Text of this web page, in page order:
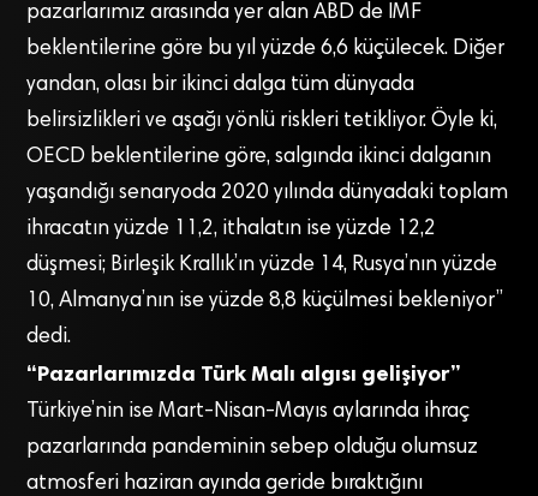
pazarlarımız arasında yer alan ABD de IMF
beklentilerine göre bu yıl yüzde 6,6 küçülecek. Diğer
yandan, olası bir ikinci dalga tüm dünyada
belirsizlikleri ve aşağı yönlü riskleri tetikliyor. Öyle ki,
OECD beklentilerine göre, salgında ikinci dalganın
yaşandığı senaryoda 2020 yılında dünyadaki toplam
ihracatın yüzde 11,2, ithalatın ise yüzde 12,2
düşmesi; Birleşik Krallık’ın yüzde 14, Rusya’nın yüzde
10, Almanya’nın ise yüzde 8,8 küçülmesi bekleniyor”
dedi.
“Pazarlarımızda Türk Malı algısı gelişiyor”
Türkiye’nin ise Mart-Nisan-Mayıs aylarında ihraç
pazarlarında pandeminin sebep olduğu olumsuz
atmosferi haziran ayında geride bıraktığını